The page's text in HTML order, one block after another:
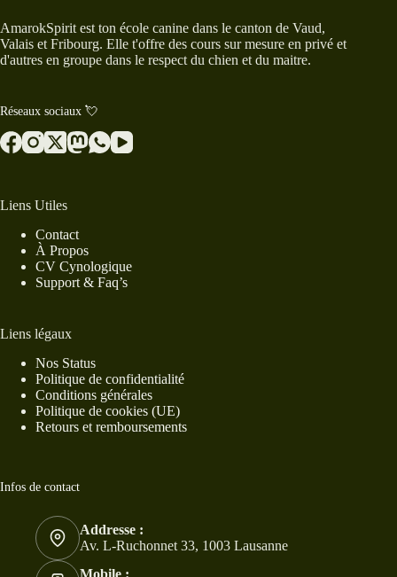
AmarokSpirit est ton école canine dans le canton de Vaud,
Valais et Fribourg. Elle t'offre des cours sur mesure en privé et
d'autres en groupe dans le respect du chien et du maitre.
Réseaux sociaux 💘
Liens Utiles
Contact
À Propos
CV Cynologique
Support & Faq’s
Liens légaux
Nos Status
Politique de confidentialité
Conditions générales
Politique de cookies (UE)
Retours et remboursements
Infos de contact
Addresse :
Av. L-Ruchonnet 33, 1003 Lausanne
Mobile :